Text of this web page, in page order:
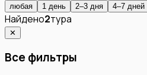
любая 1 день 2–3 дня 4–7 дней
Найдено2тура
✕
Все фильтры